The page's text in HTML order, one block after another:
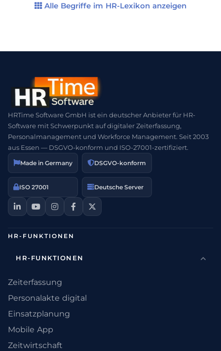
Fehlbesetzungen langfristig Kosten sparen. Doch
Alle Begriffe im HR-Lexikon anzeigen
HRTime Software GmbH ist ein deutscher Anbieter für HR-
Software mit Schwerpunkt auf digitaler Zeiterfassung,
Personalmanagement und Workforce Management. Seit 2003
aus Essen — DSGVO-konform und ISO-27001-zertifiziert.
Made in Germany DSGVO-konform
ISO 27001 Deutsche Server
HR-FUNKTIONEN
HR-FUNKTIONEN
Zeiterfassung
Personalakte digital
Einsatzplanung
Mobile App
Zeitwirtschaft